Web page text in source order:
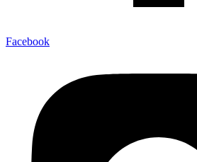
Facebook